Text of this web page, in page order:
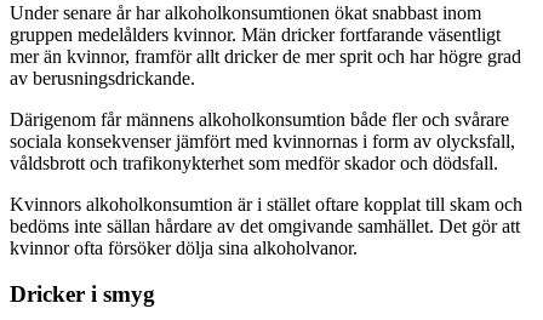
Under senare år har alkoholkonsumtionen ökat snabbast inom
gruppen medelålders kvinnor. Män dricker fortfarande väsentligt
mer än kvinnor, framför allt dricker de mer sprit och har högre grad
av berusningsdrickande.
Därigenom får männens alkoholkonsumtion både fler och svårare
sociala konsekvenser jämfört med kvinnornas i form av olycksfall,
våldsbrott och trafikonykterhet som medför skador och dödsfall.
Kvinnors alkoholkonsumtion är i stället oftare kopplat till skam och
bedöms inte sällan hårdare av det omgivande samhället. Det gör att
kvinnor ofta försöker dölja sina alkoholvanor.
Dricker i smyg